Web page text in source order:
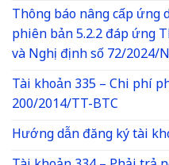
Thông báo nâng cấp ứng
phiên bản 5.2.2 đáp ứng
và Nghị định số 72/2024/
Tài khoản 335 – Chi phí
200/2014/TT-BTC
Hướng dẫn đăng ký tài